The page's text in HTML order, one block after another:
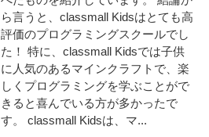
ら言うと、classmall Kidsはとても高
評価のプログラミングスクールでし
た！ 特に、classmall Kidsでは子供
に人気のあるマインクラフトで、楽
しくプログラミングを学ぶことがで
きると喜んでいる方が多かったで
す。 classmall Kidsは、マ...